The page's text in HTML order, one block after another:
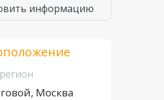
информацию
Москва